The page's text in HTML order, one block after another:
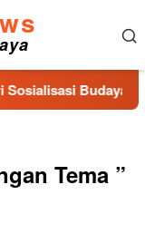
Budaya Mutu dan
Tema ”